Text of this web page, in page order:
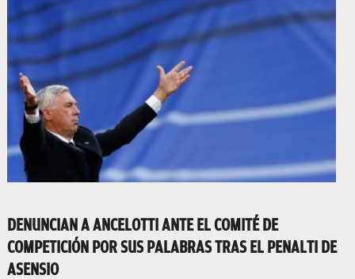
DENUNCIAN A ANCELOTTI ANTE EL COMITÉ DE
COMPETICIÓN POR SUS PALABRAS TRAS EL PENALTI DE
ASENSIO